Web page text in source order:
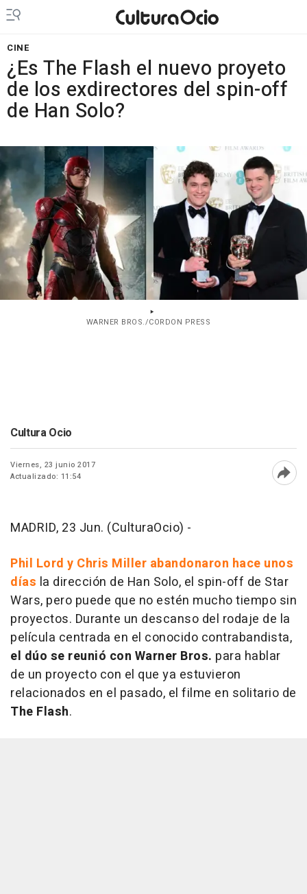
CINE
¿Es The Flash el nuevo proyeto
de los exdirectores del spin-off
de Han Solo?
WARNER BROS./CORDON PRESS
Cultura Ocio
Viernes, 23 junio 2017
Actualizado: 11:54
MADRID, 23 Jun. (CulturaOcio) -
Phil Lord y Chris Miller abandonaron hace unos
días la dirección de Han Solo, el spin-off de Star
Wars, pero puede que no estén mucho tiempo sin
proyectos. Durante un descanso del rodaje de la
película centrada en el conocido contrabandista,
el dúo se reunió con Warner Bros. para hablar
de un proyecto con el que ya estuvieron
relacionados en el pasado, el filme en solitario de
The Flash.